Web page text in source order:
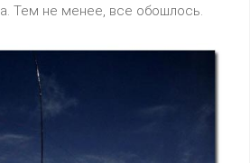
Тем не менее, все обошлось.